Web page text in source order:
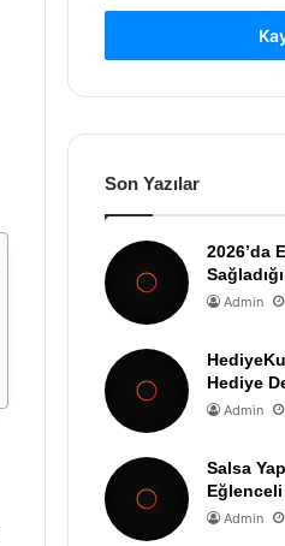
Son Yazılar
2026’da
Admin
Hediye
Admin
Salsa
Eğlenceli
Admin